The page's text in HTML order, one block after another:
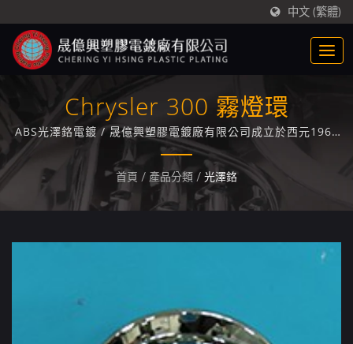
中文 (繁體)
Chrysler 300 霧燈環
ABS光澤鉻電鍍 / 晟億興塑膠電鍍廠有限公司成立於西元1969
年，專精於ABS/PC+ABS塑膠電鍍技術專業廠家，累積長達50
年的塑膠電鍍經驗與技術。
首頁 / 產品分類 / 光澤鉻